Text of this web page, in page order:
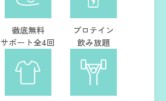
徹底無料
サポート全4回
プロテイン
飲み放題